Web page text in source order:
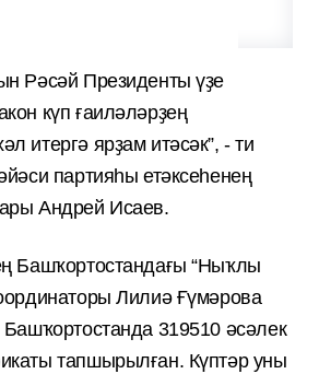
Рәсәй Президенты үҙе
н күп ғаиләләрҙең
итергә ярҙам итәсәк”, - ти
партияһы етәксеһенең
Андрей Исаев.
Башҡортостандағы “Ныҡлы
Лилиә Ғүмәрова
Башҡортостанда 319510 әсәлек
тапшырылған. Күптәр уны